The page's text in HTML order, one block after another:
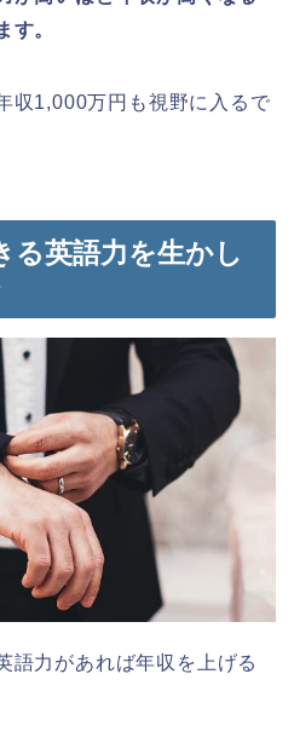
す。
収1,000万円も視野に入るで
る英語力を生かし
語力があれば年収を上げる